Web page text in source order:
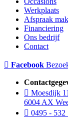
Werkplaats
Afspraak
Financiering
Ons bedrijf
Contact
Facebook
Moesdijk
6004 AX
0495 - 532